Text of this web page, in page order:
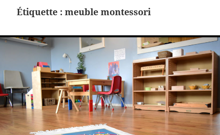
Étiquette :meuble montessori